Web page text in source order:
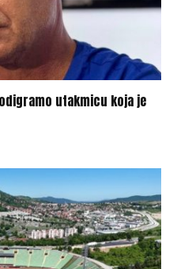
utakmicu koja je